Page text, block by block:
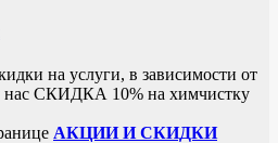
на услуги, в зависимости от
нас СКИДКА 10% на химчистку
АКЦИИ И СКИДКИ